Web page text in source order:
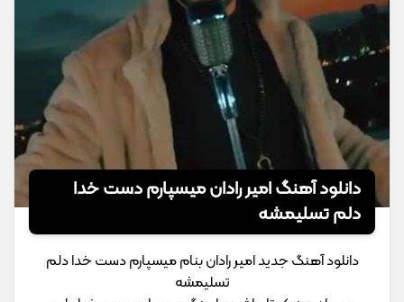
دانلود آهنگ امیر رادان میسپارم دست خدا
دلم تسلیمشه
دانلود آهنگ جدید امیر رادان بنام میسپارم دست خدا دلم
تسلیمشه